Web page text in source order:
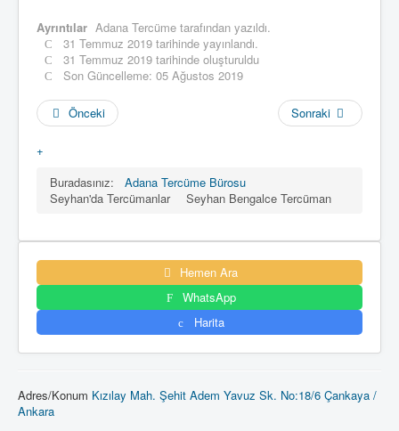
Ayrıntılar Adana Tercüme tarafından yazıldı.
31 Temmuz 2019 tarihinde yayınlandı.
31 Temmuz 2019 tarihinde oluşturuldu
Son Güncelleme: 05 Ağustos 2019
Önceki Sonraki
+
Buradasınız:
Adana Tercüme Bürosu
Seyhan'da Tercümanlar
Seyhan Bengalce Tercüman
Hemen Ara
WhatsApp
Harita
Adres/Konum Kızılay Mah. Şehit Adem Yavuz Sk. No:18/6 Çankaya /
Ankara